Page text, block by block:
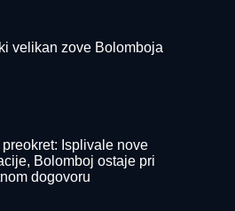
u Mađarskoj: Stanković
zna šta je ključ za Hapoel
KOJA JE OBIŠLA SVET:
desilo sa novim stadionom u